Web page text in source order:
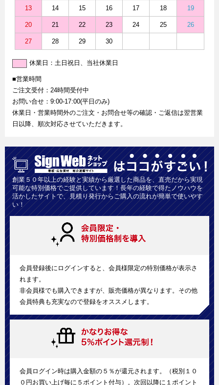
13 14 15 16 17 18 19
20 21 22 23 24 25 26
27 28 29 30
休業日：土日祝日、当社休業日
■営業時間
ご注文受付：24時間受付中
お問い合せ：9:00-17:00(平日のみ)
休業日・営業時間外のご注文・お問合せ等の確認・ご返信は翌営業
日以降、順次対応させていただきます。
創業５０年以上の経験と実績から厳選した商品を、直売だから実現
可能な特別価格でご提供しています！長年の経験で得たノウハウを
活かしたサイトで、見積り発行からご購入の流れが簡単で使いやす
い！
会員登録後にログインすると、会員様限定の特別価格が表示さ
れます。
非会員様でも購入できますが、販売価格が異なります。その他
会員特典も充実なので登録をオススメします。
会員ログイン時は購入金額の５％が還元されます。（税別１０
０円お買い上げ毎に５ポイント付与）。次回以降に１ポイント